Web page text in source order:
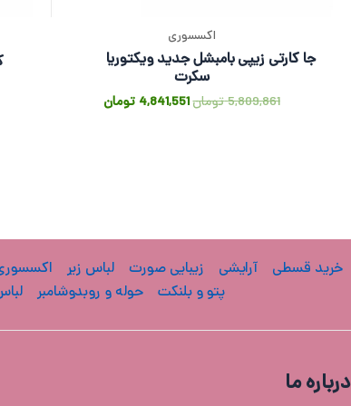
اکسسوری
جا کارتی زیپی بامبشل جدید ویکتوریا
سکرت
5,809,861تومان4,841,551 تومان
خرید قسطی آرایشی زیبایی صورت لباس زیر
پتو و بلنکت
حوله و روبدوشامبر
درباره ما